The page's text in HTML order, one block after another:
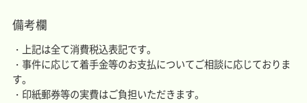
備考欄
・上記は全て消費税込表記です。
・事件に応じて着手金等のお支払についてご相談に応じておりま
す。
・印紙郵券等の実費はご負担いただきます。